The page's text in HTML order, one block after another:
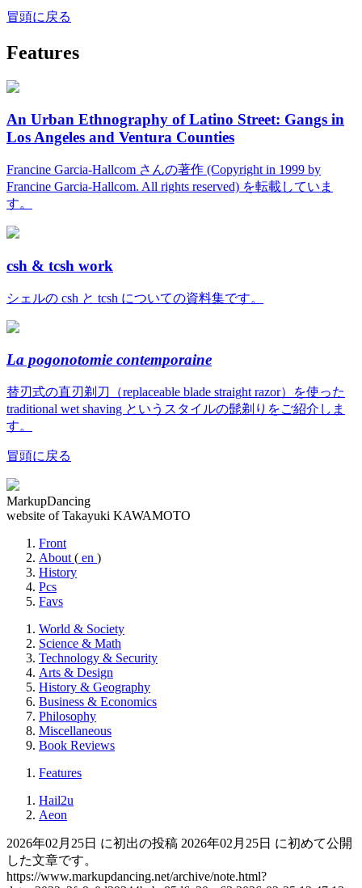
冒頭に戻る
Features
An Urban Ethnography of Latino Street: Gangs in
Los Angeles and Ventura Counties
Francine Garcia-Hallcom さんの著作 (Copyright in 1999 by
Francine Garcia-Hallcom. All rights reserved) を転載していま
す。
csh & tcsh work
シェルの csh と tcsh についての資料集です。
La pogonotomie contemporaine
替刃式の直刃剃刀（replaceable blade straight razor）を使った
traditional wet shaving というスタイルの髭剃りをご紹介しま
す。
冒頭に戻る
MarkupDancing
website of Takayuki KAWAMOTO
Front
About ( en )
History
Pcs
Favs
World & Society
Science & Math
Technology & Security
Arts & Design
History & Geography
Business & Economics
Philosophy
Miscellaneous
Book Reviews
Features
Hail2u
Aeon
2026年02月25日 に初出の投稿 2026年02月25日 に初めて公開
した文章です。
https://www.markupdancing.net/archive/note.html?